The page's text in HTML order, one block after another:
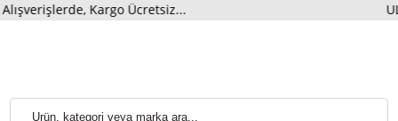
Kargo Ücretsiz...